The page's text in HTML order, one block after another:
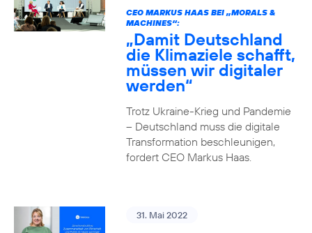
CEO MARKUS HAAS BEI „MORALS &
MACHINES“:
„Damit Deutschland
die Klimaziele schafft,
müssen wir digitaler
werden“
Trotz Ukraine-Krieg und Pandemie
– Deutschland muss die digitale
Transformation beschleunigen,
fordert CEO Markus Haas.
31. Mai 2022